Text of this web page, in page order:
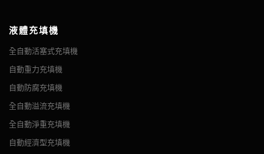
液體充填機
全自動活塞式充填機
自動重力充填機
自動防腐充填機
全自動溢流充填機
全自動淨重充填機
自動經濟型充填機